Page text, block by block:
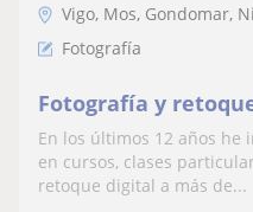
Vigo, Mos, Gondomar,
Fotografía
Fotografía y
En los últimos 12 años he
en cursos, clases
retoque digital a más de...